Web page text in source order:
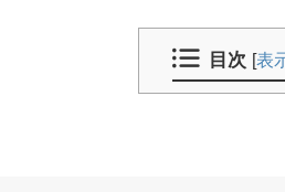
目次 [表